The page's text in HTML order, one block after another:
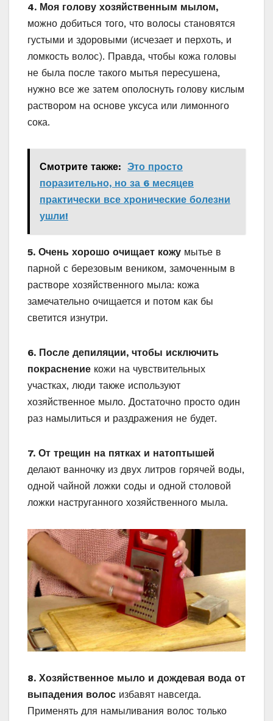
4. Моя голову хозяйственным мылом,
можно добиться того, что волосы становятся
густыми и здоровыми (исчезает и перхоть, и
ломкость волос). Правда, чтобы кожа головы
не была после такого мытья пересушена,
нужно все же затем ополоснуть голову кислым
раствором на основе уксуса или лимонного
сока.
Смотрите также: Это просто
поразительно, но за 6 месяцев
практически все хронические болезни
ушли!
5. Очень хорошо очищает кожу мытье в
парной с березовым веником, замоченным в
растворе хозяйственного мыла: кожа
замечательно очищается и потом как бы
светится изнутри.
6. После депиляции, чтобы исключить
покраснение кожи на чувствительных
участках, люди также используют
хозяйственное мыло. Достаточно просто один
раз намылиться и раздражения не будет.
7. От трещин на пятках и натоптышей
делают ванночку из двух литров горячей воды,
одной чайной ложки соды и одной столовой
ложки наструганного хозяйственного мыла.
8. Хозяйственное мыло и дождевая вода от
выпадения волос избавят навсегда.
Применять для намыливания волос только